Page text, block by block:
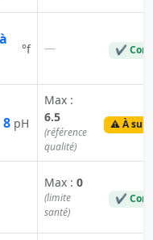
°f — ✔
8 pH
Max :
6.5
(référence
qualité)
⚠️ À
Max : 0
(limite
santé)
✔